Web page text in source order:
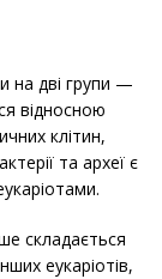
на дві групи —
відносною
клітин,
та археї є
складається
еукаріотів,